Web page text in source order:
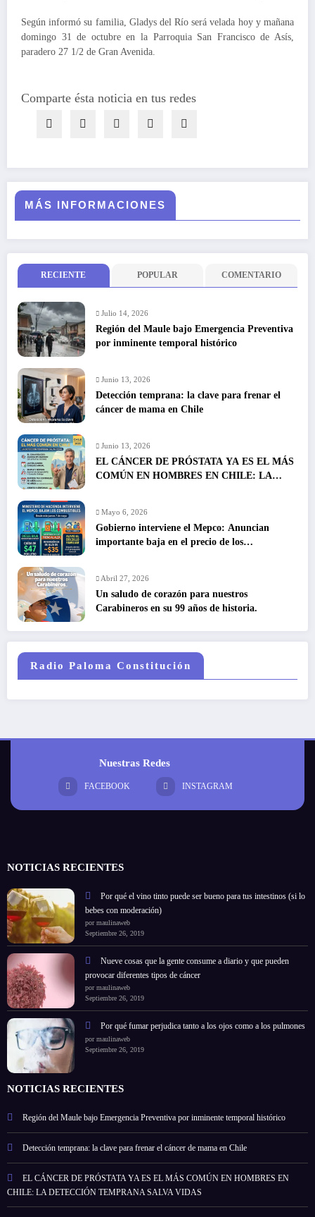
Según informó su familia, Gladys del Río será velada hoy y mañana
domingo 31 de octubre en la Parroquia San Francisco de Asís,
paradero 27 1/2 de Gran Avenida.
Comparte ésta noticia en tus redes
MÁS INFORMACIONES
RECIENTE POPULAR COMENTARIO
Julio 14, 2026
Región del Maule bajo Emergencia Preventiva
por inminente temporal histórico
Junio 13, 2026
Detección temprana: la clave para frenar el
cáncer de mama en Chile
Junio 13, 2026
EL CÁNCER DE PRÓSTATA YA ES EL MÁS
COMÚN EN HOMBRES EN CHILE: LA
Mayo 6, 2026
Gobierno interviene el Mepco: Anuncian
importante baja en el precio de los
Abril 27, 2026
Un saludo de corazón para nuestros
Carabineros en su 99 años de historia.
Radio Paloma Constitución
Nuestras Redes
FACEBOOK INSTAGRAM
NOTICIAS RECIENTES
Por qué el vino tinto puede ser bueno para tus intestinos (si lo
bebes con moderación)
por maulinaweb
Septiembre 26, 2019
Nueve cosas que la gente consume a diario y que pueden
provocar diferentes tipos de cáncer
por maulinaweb
Septiembre 26, 2019
Por qué fumar perjudica tanto a los ojos como a los pulmones
por maulinaweb
Septiembre 26, 2019
NOTICIAS RECIENTES
Región del Maule bajo Emergencia Preventiva por inminente temporal histórico
Detección temprana: la clave para frenar el cáncer de mama en Chile
EL CÁNCER DE PRÓSTATA YA ES EL MÁS COMÚN EN HOMBRES EN
CHILE: LA DETECCIÓN TEMPRANA SALVA VIDAS